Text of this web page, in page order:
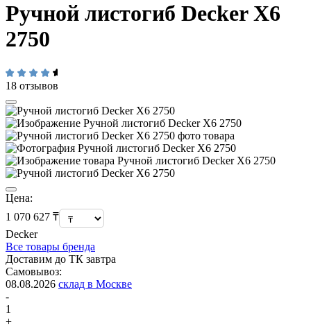
Ручной листогиб Decker X6
2750
18 отзывов
Цена:
1 070 627 ₸
Decker
Все товары бренда
Доставим до ТК завтра
Самовывоз:
08.08.2026 склад в Москве
-
1
+